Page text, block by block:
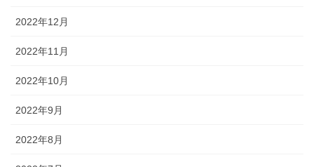
2022年12月
2022年11月
2022年10月
2022年9月
2022年8月